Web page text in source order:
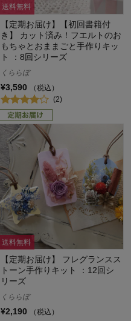
送料無料
【定期お届け】【初回書籍付
き】 カット済み！フエルトのお
もちゃとおままごと手作りキッ
ト ：8回シリーズ
くららぼ
¥3,590
（税込）
(2)
送料無料
【定期お届け】 フレグランスス
トーン手作りキット ：12回シ
リーズ
くららぼ
¥2,190 （税込）